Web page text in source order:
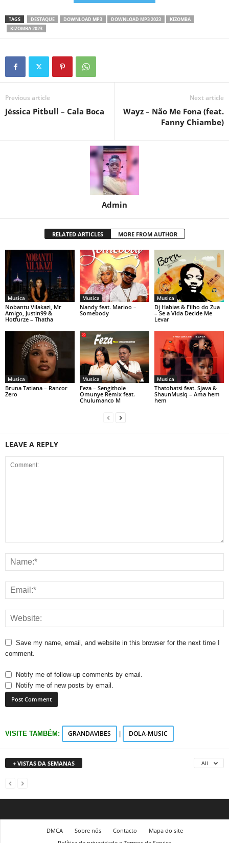
TAGS DESTAQUE DOWNLOAD MP3 DOWNLOAD MP3 2023
KIZOMBA
KIZOMBA 2023
Previous article
Jéssica Pitbull – Cala Boca
Next article
Wayz – Não Me Fona (feat.
Fanny Chiambe)
Admin
RELATED ARTICLES MORE FROM AUTHOR
Musica
Nobantu Vilakazi, Mr
Amigo, Justin99 &
Hotfurze – Thatha
Musica
Nandy feat. Marioo –
Somebody
Musica
Dj Habias & Filho do Zua
– Se a Vida Decide Me
Levar
Musica
Bruna Tatiana – Rancor
Zero
Musica
Feza – Sengithole
Omunye Remix feat.
Chulumanco M
Musica
Thatohatsi feat. Sjava &
ShaunMusiq – Ama hem
hem
LEAVE A REPLY
Save my name, email, and website in this browser for the next time I
comment.
Notify me of follow-up comments by email.
Notify me of new posts by email.
VISITE TAMBÉM: GRANDAVIBES DOLA-MUSIC
+ VISTAS DA SEMANAS All
DMCA Sobre nós Contacto
Mapa do site